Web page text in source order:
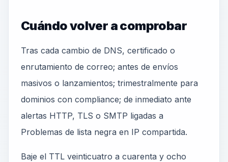
Cuándo volver a comprobar
Tras cada cambio de DNS, certificado o
enrutamiento de correo; antes de envíos
masivos o lanzamientos; trimestralmente para
dominios con compliance; de inmediato ante
alertas HTTP, TLS o SMTP ligadas a
Problemas de lista negra en IP compartida.
Baje el TTL veinticuatro a cuarenta y ocho